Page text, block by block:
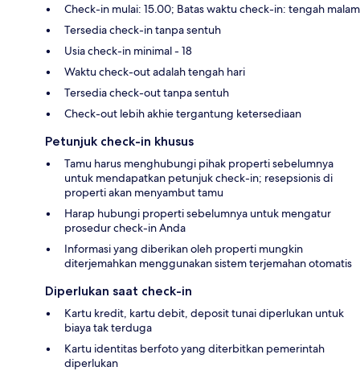
Check-in mulai: 15.00; Batas waktu check-in: tengah malam
Tersedia check-in tanpa sentuh
Usia check-in minimal - 18
Waktu check-out adalah tengah hari
Tersedia check-out tanpa sentuh
Check-out lebih akhie tergantung ketersediaan
Petunjuk check-in khusus
Tamu harus menghubungi pihak properti sebelumnya
untuk mendapatkan petunjuk check-in; resepsionis di
properti akan menyambut tamu
Harap hubungi properti sebelumnya untuk mengatur
prosedur check-in Anda
Informasi yang diberikan oleh properti mungkin
diterjemahkan menggunakan sistem terjemahan otomatis
Diperlukan saat check-in
Kartu kredit, kartu debit, deposit tunai diperlukan untuk
biaya tak terduga
Kartu identitas berfoto yang diterbitkan pemerintah
diperlukan